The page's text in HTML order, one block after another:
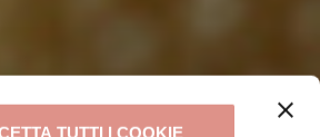
TUTTI I COOKIE